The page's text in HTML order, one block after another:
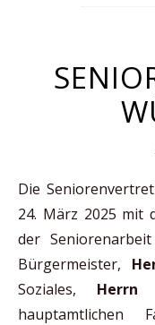
Die Seniorenvertretung Innenstadt tauschte sich am
24. März 2025 mit
der
Bürgermeister,
Soziales, Herrn
hauptamtlichen